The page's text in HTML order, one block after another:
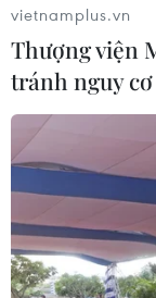
vietnamplus.vn
Thượng viện
tránh nguy